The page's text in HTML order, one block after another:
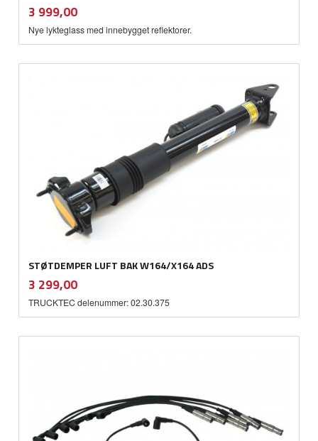
Pris
3 999,00mva.
Nye lykteglass med innebygget reflektorer.
STØTDEMPER LUFT BAK W164/X164 ADS
Pris
3 299,00mva.
TRUCKTEC delenummer: 02.30.375